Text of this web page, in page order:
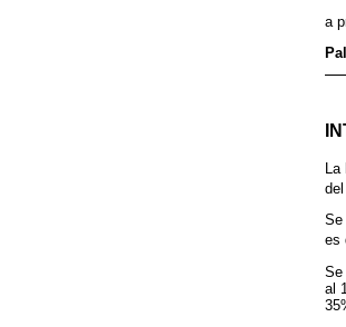
a
La
Se
es
Se
al